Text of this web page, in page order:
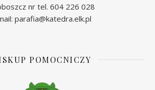
nr tel. 604 226 028
parafia@katedra.elk.pl
POMOCNICZY